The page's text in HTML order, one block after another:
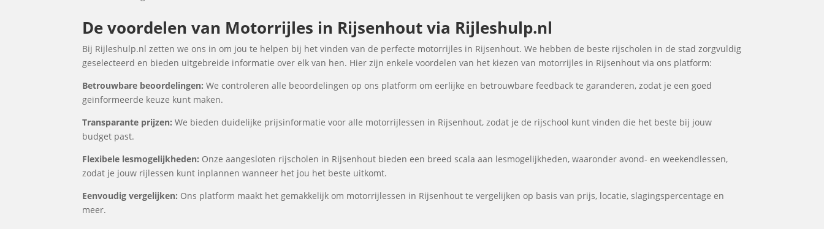
De voordelen van Motorrijles in Rijsenhout via Rijleshulp.nl
Bij Rijleshulp.nl zetten we ons in om jou te helpen bij het vinden van de perfecte motorrijles in Rijsenhout. We hebben de beste rijscholen in de stad zorgvuldig
geselecteerd en bieden uitgebreide informatie over elk van hen. Hier zijn enkele voordelen van het kiezen van motorrijles in Rijsenhout via ons platform:
Betrouwbare beoordelingen: We controleren alle beoordelingen op ons platform om eerlijke en betrouwbare feedback te garanderen, zodat je een goed
geïnformeerde keuze kunt maken.
Transparante prijzen: We bieden duidelijke prijsinformatie voor alle motorrijlessen in Rijsenhout, zodat je de rijschool kunt vinden die het beste bij jouw
budget past.
Flexibele lesmogelijkheden: Onze aangesloten rijscholen in Rijsenhout bieden een breed scala aan lesmogelijkheden, waaronder avond- en weekendlessen,
zodat je jouw rijlessen kunt inplannen wanneer het jou het beste uitkomt.
Eenvoudig vergelijken: Ons platform maakt het gemakkelijk om motorrijlessen in Rijsenhout te vergelijken op basis van prijs, locatie, slagingspercentage en
meer.